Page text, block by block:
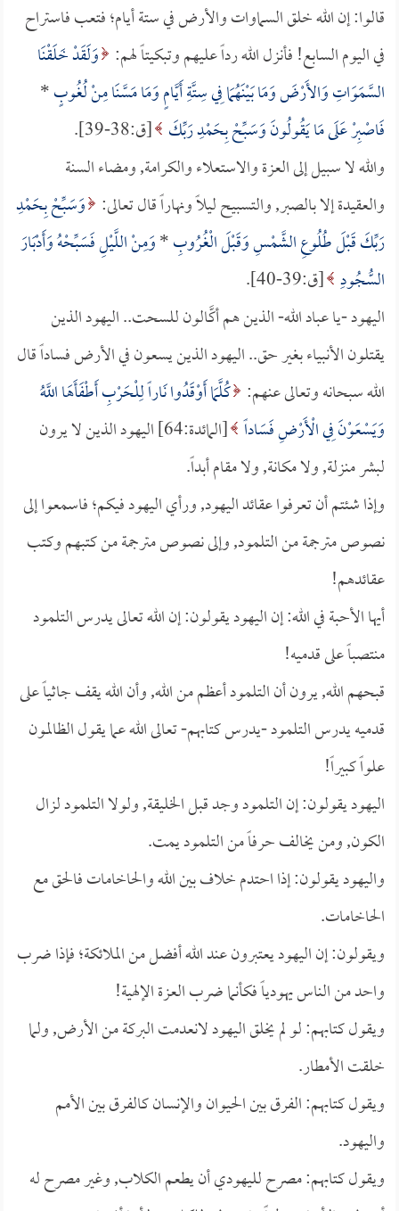
قالوا: إن الله خلق السماوات والأرض في ستة أيام؛ فتعب فاستراح
في اليوم السابع! فأنزل الله رداً عليهم وتبكيتاً لهم: وَلَقَدْ خَلَقْنَا
السَّمَوَاتِ وَالأَرْضَ وَمَا بَيْنَهُمَا فِي سِتَّةِ أَيَّامٍ وَمَا مَسَّنَا مِنْ لُغُوبٍ*
فَاصْبِرْ عَلَى مَا يَقُولُونَ وَسَبِّحْ بِحَمْدِ رَبِّكَ [ق:38-39].
والله لا سبيل إلى العزة والاستعلاء والكرامة, ومضاء السنة
والعقيدة إلا بالصبر, والتسبيح ليلاً ونهاراً قال تعالى: وَسَبِّحْ بِحَمْدِ
رَبِّكَ قَبْلَ طُلُوعِ الشَّمْسِ وَقَبْلَ الْغُرُوبِ*وَمِنْ اللَّيْلِ فَسَبِّحْهُ وَأَدْبَارَ
السُّجُودِ [ق:39-40].
اليهود -يا عباد الله- الذين هم أكَّالون للسحت.. اليهود الذين
يقتلون الأنبياء بغير حق.. اليهود الذين يسعون في الأرض فساداً قال
الله سبحانه وتعالى عنهم: كُلَّمَا أَوْقَدُوا نَاراً لِلْحَرْبِ أَطْفَأَهَا اللَّهُ
وَيَسْعَوْنَ فِي الْأَرْضِ فَسَاداً
[المائدة:64] اليهود الذين لا يرون
لبشر منزلة, ولا مكانة, ولا مقام أبداً.
وإذا شئتم أن تعرفوا عقائد اليهود, ورأي اليهود فيكم؛ فاسمعوا إلى
نصوص مترجمة من التلمود, وإلى نصوص مترجمة من كتبهم وكتب
عقائدهم!
أيها الأحبة في الله: إن اليهود يقولون: إن الله تعالى يدرس التلمود
منتصباً على قدميه!
قبحهم الله, يرون أن التلمود أعظم من الله, وأن الله يقف جاثياً على
قدميه يدرس التلمود -يدرس كتابهم- تعالى الله عما يقول الظالمون
علواً كبيراً!
اليهود يقولون: إن التلمود وجد قبل الخليقة, ولولا التلمود لزال
الكون, ومن يخالف حرفاً من التلمود يمت.
واليهود يقولون: إذا احتدم خلاف بين الله والحاخامات فالحق مع
الحاخامات.
ويقولون: إن اليهود يعتبرون عند الله أفضل من الملائكة؛ فإذا ضرب
واحد من الناس يهودياً فكأنما ضرب العزة الإلهية!
ويقول كتابهم: لو لم يخلق اليهود لانعدمت البركة من الأرض, ولما
خلقت الأمطار.
ويقول كتابهم: الفرق بين الحيوان والإنسان كالفرق بين الأمم
واليهود.
ويقول كتابهم: مصرح لليهودي أن يطعم الكلاب, وغير مصرح له